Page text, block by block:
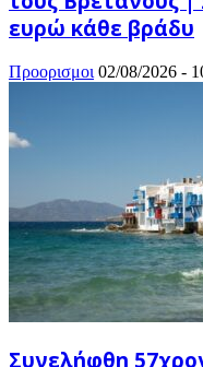
ευρώ κάθε βράδυ
Προορισμοι 02/08/2026 -
Συνελήφθη